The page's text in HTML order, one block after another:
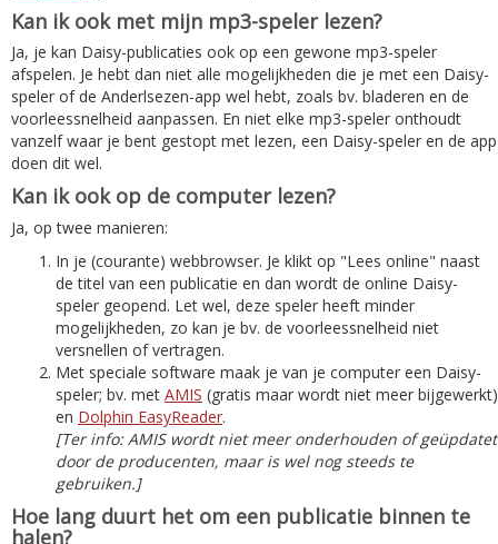
Kan ik ook met mijn mp3-speler lezen?
Ja, je kan Daisy-publicaties ook op een gewone mp3-speler
afspelen. Je hebt dan niet alle mogelijkheden die je met een Daisy-
speler of de Anderlsezen-app wel hebt, zoals bv. bladeren en de
voorleessnelheid aanpassen. En niet elke mp3-speler onthoudt
vanzelf waar je bent gestopt met lezen, een Daisy-speler en de app
doen dit wel.
Kan ik ook op de computer lezen?
Ja, op twee manieren:
In je (courante) webbrowser. Je klikt op "Lees online" naast
de titel van een publicatie en dan wordt de online Daisy-
speler geopend. Let wel, deze speler heeft minder
mogelijkheden, zo kan je bv. de voorleessnelheid niet
versnellen of vertragen.
Met speciale software maak je van je computer een Daisy-
speler; bv. met AMIS (gratis maar wordt niet meer bijgewerkt)
en Dolphin EasyReader.
[Ter info: AMIS wordt niet meer onderhouden of geüpdatet
door de producenten, maar is wel nog steeds te
gebruiken.]
Hoe lang duurt het om een publicatie binnen te
halen?